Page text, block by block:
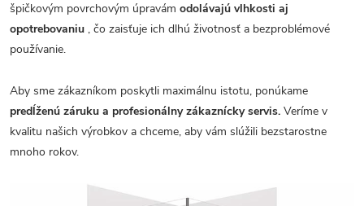
špičkovým povrchovým úpravám odolávajú vlhkosti aj
opotrebovaniu , čo zaisťuje ich dlhú životnosť a bezproblémové
používanie.
Aby sme zákazníkom poskytli maximálnu istotu, ponúkame
predĺženú záruku a profesionálny zákaznícky servis. Veríme v
kvalitu našich výrobkov a chceme, aby vám slúžili bezstarostne
mnoho rokov.